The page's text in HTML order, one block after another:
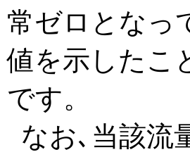
常ゼロとなっ
値を示したこ
です。
なお､当該流